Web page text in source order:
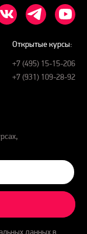
Открытые курсы:
+7 (495) 15-15-206
+7 (931) 109-28-92
данных в